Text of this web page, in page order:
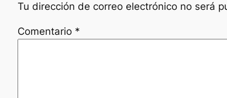
Tu dirección de correo electrónico no será
Comentario *